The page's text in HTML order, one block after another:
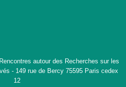
autour des Recherches sur les
- 149 rue de Bercy 75595 Paris cedex
12